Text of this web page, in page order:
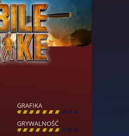
GRAFIKA
[ \ \ \ \ \ \ \ \ ]
GRYWALNOŚĆ
[ \ \ \ \ \ \ \ \ ]